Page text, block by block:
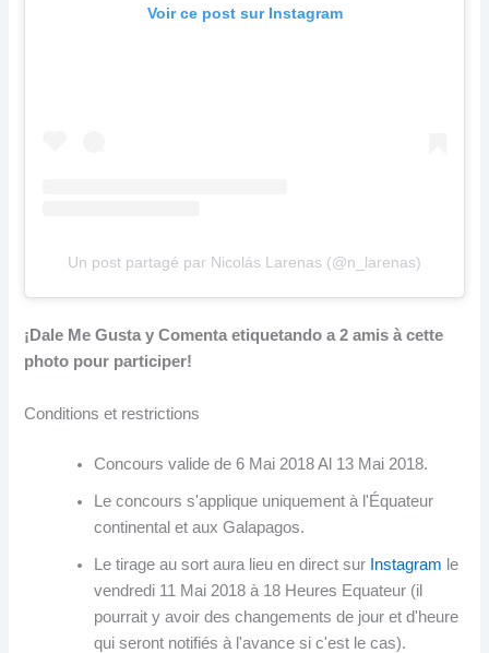
Voir ce post sur Instagram
Un post partagé par Nicolás Larenas (@n_larenas)
¡Dale Me Gusta y Comenta etiquetando a2 amis à cette
photo pour participer!
Conditions et restrictions
Concours valide de 6 Mai 2018 Al 13 Mai 2018.
Le concours s'applique uniquement à l'Équateur
continental et aux Galapagos.
Le tirage au sort aura lieu en direct sur Instagram le
vendredi 11 Mai 2018 à 18 Heures Equateur (il
pourrait y avoir des changements de jour et d'heure
qui seront notifiés à l'avance si c'est le cas).